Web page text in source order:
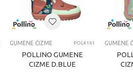
GUMENE ČIZME POL4161
POLLINO GUMENE
CIZME D.BLUE
GUMENE